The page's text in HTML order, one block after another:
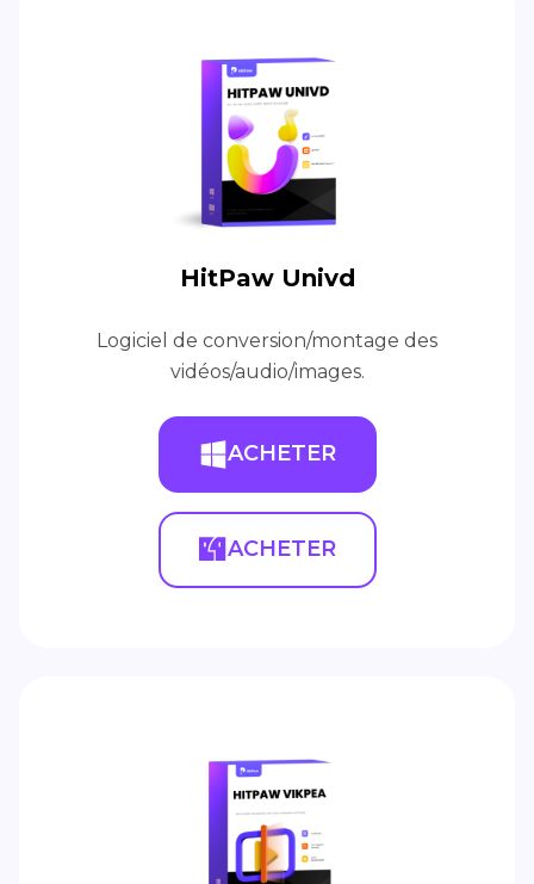
HitPaw Univd
Logiciel de conversion/montage des
vidéos/audio/images.
ACHETER
ACHETER